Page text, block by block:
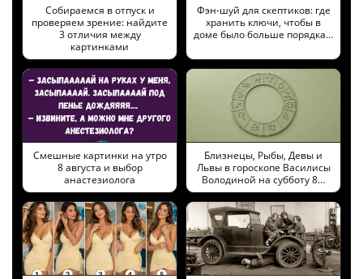
Собираемся в отпуск и
проверяем зрение: найдите
3 отличия между
картинками
Фэн-шуй для скептиков: где
хранить ключи, чтобы в
доме было больше порядка…
Смешные картинки на утро
8 августа и выбор
анастезиолога
Близнецы, Рыбы, Девы и
Львы в гороскопе Василисы
Володиной на субботу 8…